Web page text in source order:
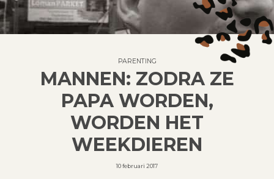
PARENTING
MANNEN: ZODRA ZE
PAPA WORDEN,
WORDEN HET
WEEKDIEREN
10 februari 2017